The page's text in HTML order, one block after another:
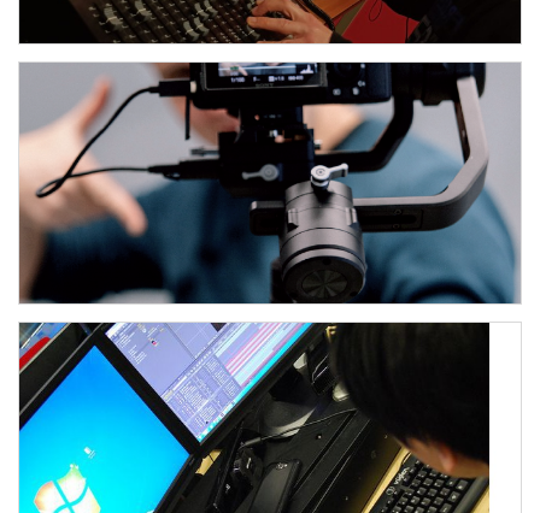
OARECORDS
Spazio attrezzato per le registrazioni audio di voce, fiati e
chitarre
OAMOVIE - ENTRA A FAR PARTE
DELLO STAFF
Hai meno di 19 anni e vuoi fare parte di una vera e propria
squadra dedicata alla produzione video?